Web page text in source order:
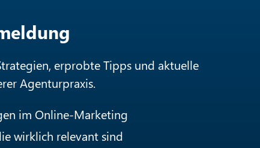
erprobte Tipps und aktuelle
Agenturpraxis.
im Online-Marketing
wirklich relevant sind